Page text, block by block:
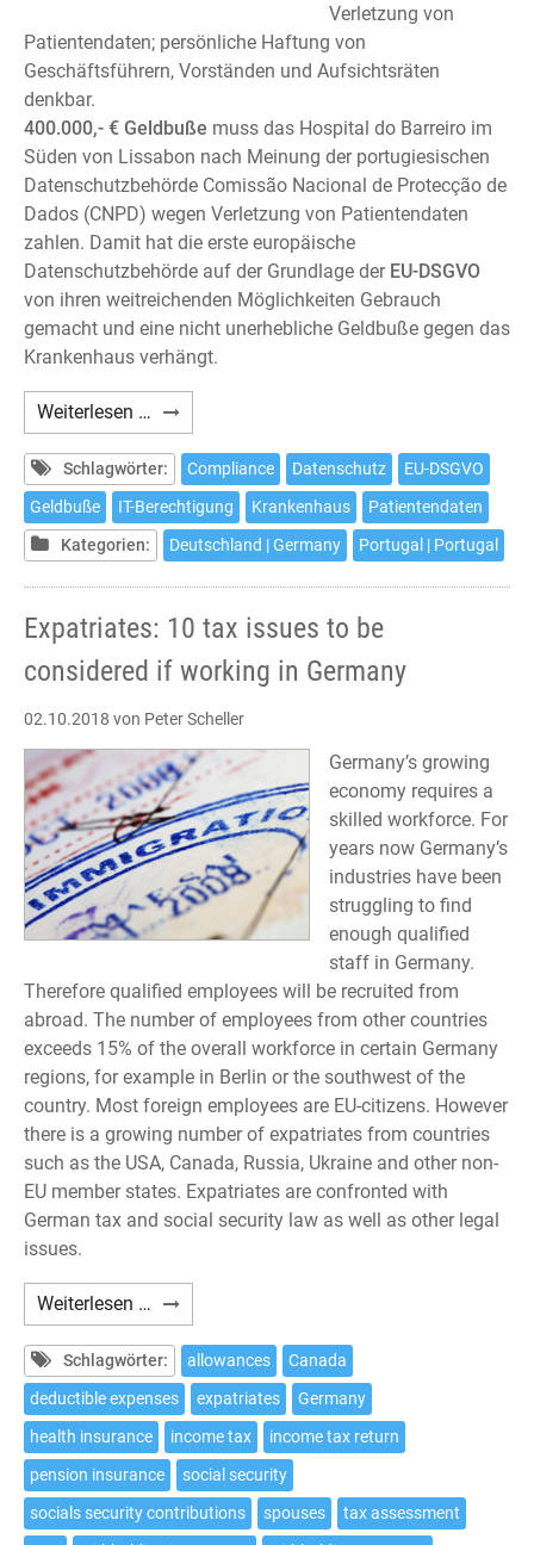
Verletzung von
Patientendaten; persönliche Haftung von
Geschäftsführern, Vorständen und Aufsichtsräten
denkbar.
400.000,- € Geldbuße muss das Hospital do Barreiro im
Süden von Lissabon nach Meinung der portugiesischen
Datenschutzbehörde Comissão Nacional de Protecção de
Dados (CNPD) wegen Verletzung von Patientendaten
zahlen. Damit hat die erste europäische
Datenschutzbehörde auf der Grundlage der EU-DSGVO
von ihren weitreichenden Möglichkeiten Gebrauch
gemacht und eine nicht unerhebliche Geldbuße gegen das
Krankenhaus verhängt.
Weiterlesen … DSGVO-
Verstoß:
Erste
empfindliche
Geldbuße
gegen
Krankenhaus
Portugal
Schlagwörter: Compliance Datenschutz
EU-DSGVO
Geldbuße
IT-Berechtigung Krankenhaus
Patientendaten
Kategorien:
Deutschland | Germany Portugal | Portugal
Expatriates: 10 tax issues to be
considered if working in Germany
02.10.2018 von Peter Scheller
Germany’s growing
economy requires a
skilled workforce. For
years now Germany’s
industries have been
struggling to find
enough qualified
staff in Germany.
Therefore qualified employees will be recruited from
abroad. The number of employees from other countries
exceeds 15% of the overall workforce in certain Germany
regions, for example in Berlin or the southwest of the
country. Most foreign employees are EU-citizens. However
there is a growing number of expatriates from countries
such as the USA, Canada, Russia, Ukraine and other non-
EU member states. Expatriates are confronted with
German tax and social security law as well as other legal
issues.
Weiterlesen … Expatriates:
10
tax
issues
to
be
considered
if
working
Schlagwörter: allowances
Canada
deductible expenses
expatriates
Germany
health insurance
income tax
income tax return
pension insurance
social security
socials security contributions
spouses
tax assessment